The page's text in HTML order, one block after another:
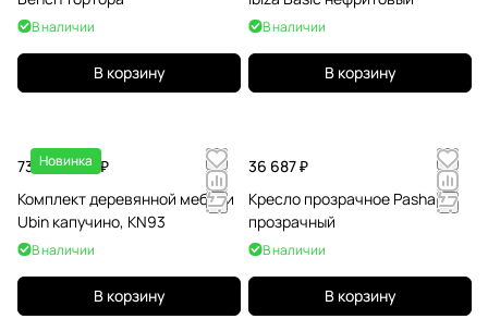
В наличии
В корзину
В наличии
В корзину
Новинка
739 308.20 ₽
Комплект деревянной мебели
Ubin капучино, KN93
В наличии
В корзину
36 687 ₽
Кресло прозрачное Pasha
прозрачный
В наличии
В корзину